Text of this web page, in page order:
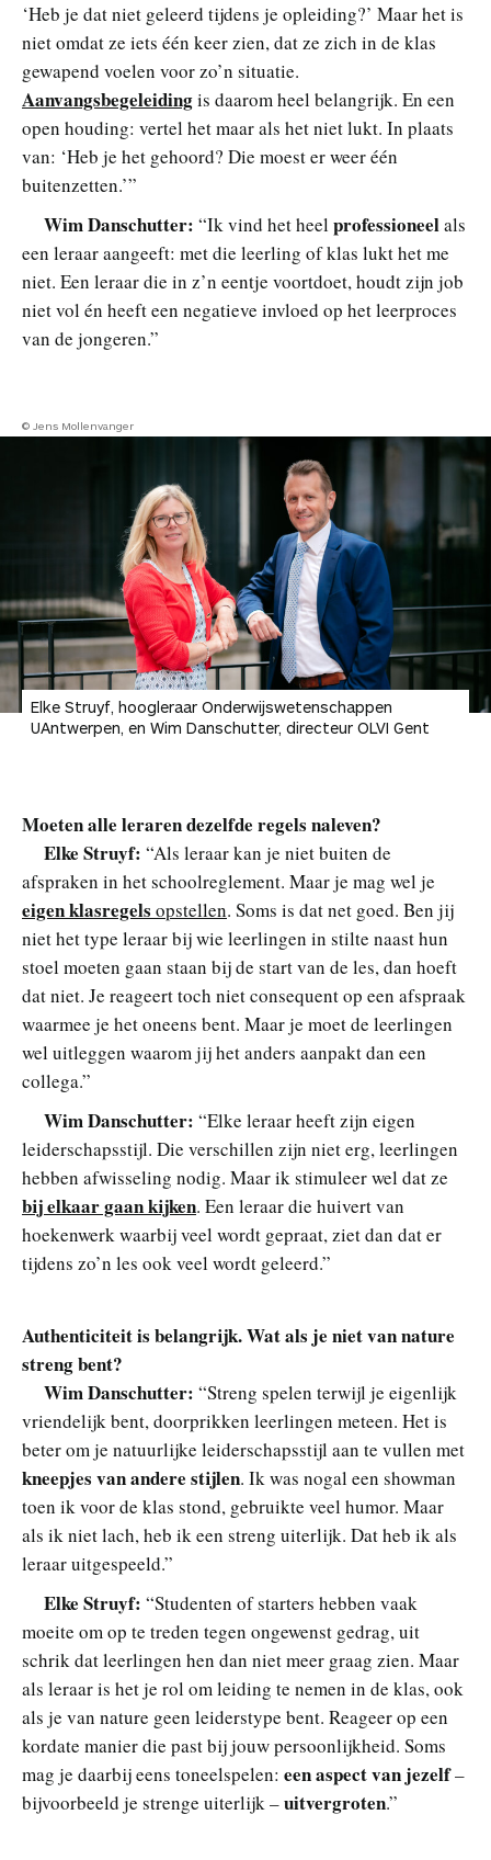
‘Heb je dat niet geleerd tijdens je opleiding?’ Maar het is
niet omdat ze iets één keer zien, dat ze zich in de klas
gewapend voelen voor zo’n situatie.
Aanvangsbegeleidingis daarom heel belangrijk. En een
open houding: vertel het maar als het niet lukt. In plaats
van: ‘Heb je het gehoord? Die moest er weer één
buitenzetten.’”
Wim Danschutter: “Ik vind het heel professioneelals
een leraar aangeeft: met die leerling of klas lukt het me
niet. Een leraar die in z’n eentje voortdoet, houdt zijn job
niet vol én heeft een negatieve invloed op het leerproces
van de jongeren.”
© Jens Mollenvanger
Elke Struyf, hoogleraar Onderwijswetenschappen
UAntwerpen, en Wim Danschutter, directeur OLVI Gent
Moeten alle leraren dezelfde regels naleven?
Elke Struyf: “Als leraar kan je niet buiten de
afspraken in het schoolreglement. Maar je mag wel je
eigen klasregels opstellen. Soms is dat net goed. Ben jij
niet het type leraar bij wie leerlingen in stilte naast hun
stoel moeten gaan staan bij de start van de les, dan hoeft
dat niet. Je reageert toch niet consequent op een afspraak
waarmee je het oneens bent. Maar je moet de leerlingen
wel uitleggen waarom jij het anders aanpakt dan een
collega.”
Wim Danschutter: “Elke leraar heeft zijn eigen
leiderschapsstijl. Die verschillen zijn niet erg, leerlingen
hebben afwisseling nodig. Maar ik stimuleer wel dat ze
bij elkaar gaan kijken. Een leraar die huivert van
hoekenwerk waarbij veel wordt gepraat, ziet dan dat er
tijdens zo’n les ook veel wordt geleerd.”
Authenticiteit is belangrijk. Wat als je niet van nature
streng bent?
Wim Danschutter: “Streng spelen terwijl je eigenlijk
vriendelijk bent, doorprikken leerlingen meteen. Het is
beter om je natuurlijke leiderschapsstijl aan te vullen met
kneepjes van andere stijlen. Ik was nogal een showman
toen ik voor de klas stond, gebruikte veel humor. Maar
als ik niet lach, heb ik een streng uiterlijk. Dat heb ik als
leraar uitgespeeld.”
Elke Struyf: “Studenten of starters hebben vaak
moeite om op te treden tegen ongewenst gedrag, uit
schrik dat leerlingen hen dan niet meer graag zien. Maar
als leraar is het je rol om leiding te nemen in de klas, ook
als je van nature geen leiderstype bent. Reageer op een
kordate manier die past bij jouw persoonlijkheid. Soms
mag je daarbij eens toneelspelen: een aspect van jezelf–
bijvoorbeeld je strenge uiterlijk –uitvergroten.”